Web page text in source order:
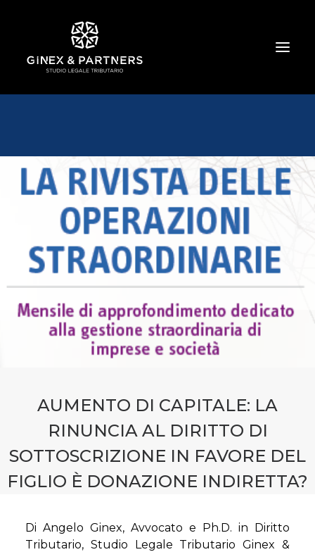
CHI SIAMO
TRIBUTARIO E PENALE TRIBUTARIO
SOCIETARIO E CONTRATTUALISTICA
COMMERCIO INTERNAZIONALE
BANCARIO E FINANZIARIO
CONTATTI
AUMENTO DI CAPITALE: LA
RINUNCIA AL DIRITTO DI
SOTTOSCRIZIONE IN FAVORE DEL
FIGLIO È DONAZIONE INDIRETTA?
Di Angelo Ginex, Avvocato e Ph.D. in Diritto
Tributario, Studio Legale Tributario Ginex &